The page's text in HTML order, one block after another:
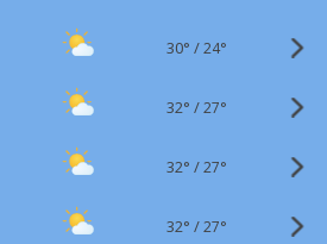
30° /24°
32° /27°
32° /27°
32° /27°